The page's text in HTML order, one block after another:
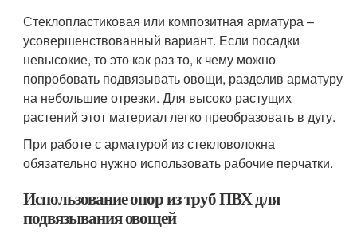
Стеклопластиковая или композитная арматура –
усовершенствованный вариант. Если посадки
невысокие, то это как раз то, к чему можно
попробовать подвязывать овощи, разделив арматуру
на небольшие отрезки. Для высоко растущих
растений этот материал легко преобразовать в дугу.
При работе с арматурой из стекловолокна
обязательно нужно использовать рабочие перчатки.
Использование опор из труб ПВХ для
подвязывания овощей